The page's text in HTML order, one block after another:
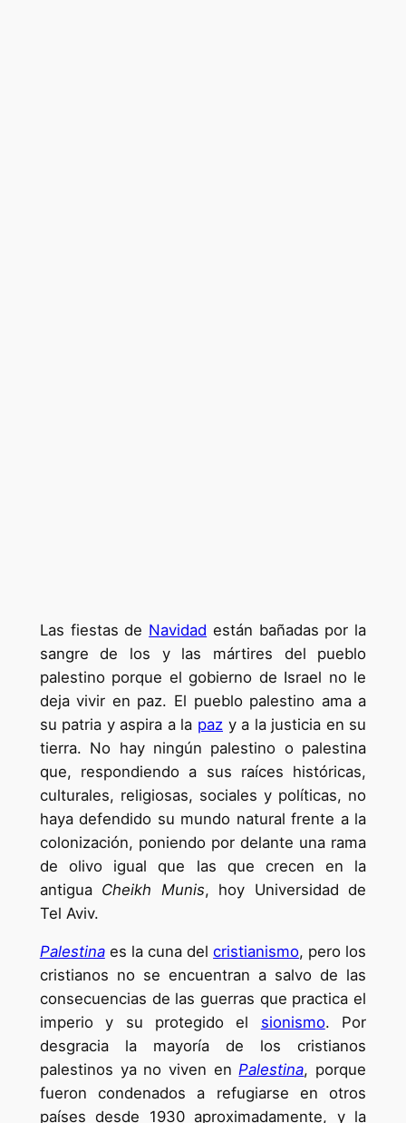
Las fiestas de Navidad están bañadas por la
sangre de los y las mártires del pueblo
palestino porque el gobierno de Israel no le
deja vivir en paz. El pueblo palestino ama a
su patria y aspira a la paz y a la justicia en su
tierra. No hay ningún palestino o palestina
que, respondiendo a sus raíces históricas,
culturales, religiosas, sociales y políticas, no
haya defendido su mundo natural frente a la
colonización, poniendo por delante una rama
de olivo igual que las que crecen en la
antigua Cheikh Munis, hoy Universidad de
Tel Aviv.
Palestinaes la cuna delcristianismo, pero los
cristianos no se encuentran a salvo de las
consecuencias de las guerras que practica el
imperio y su protegido el sionismo. Por
desgracia la mayoría de los cristianos
palestinos ya no viven enPalestina, porque
fueron condenados a refugiarse en otros
países desde 1930 aproximadamente, y la